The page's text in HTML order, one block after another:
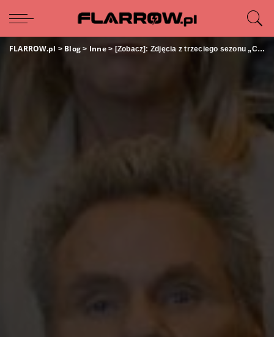
FLARROW.pl > Blog > Inne> [Zobacz]: Zdjęcia z trzeciego sezonu „Cobra Kai”!